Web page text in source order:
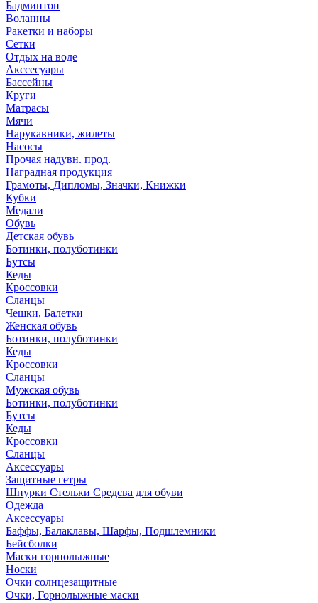
Бадминтон
Воланны
Ракетки и наборы
Сетки
Отдых на воде
Акссесуары
Бассейны
Круги
Матрасы
Мячи
Нарукавники, жилеты
Насосы
Прочая надувн. прод.
Наградная продукция
Грамоты, Дипломы, Значки, Книжки
Кубки
Медали
Обувь
Детская обувь
Ботинки, полуботинки
Бутсы
Кеды
Кроссовки
Сланцы
Чешки, Балетки
Женская обувь
Ботинки, полуботинки
Кеды
Кроссовки
Сланцы
Мужская обувь
Ботинки, полуботинки
Бутсы
Кеды
Кроссовки
Сланцы
Аксессуары
Защитные гетры
Шнурки Стельки Средсва для обуви
Одежда
Аксессуары
Баффы, Балаклавы, Шарфы, Подшлемники
Бейсболки
Маски горнолыжные
Носки
Очки солнцезащитные
Очки, Горнолыжные маски